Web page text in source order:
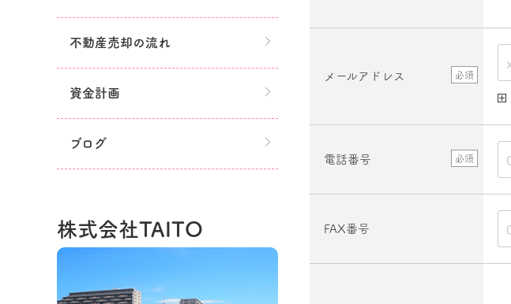
メールアドレス 必須
電話番号 必須
FAX番号
不動産売却の流れ
資金計画
ブログ
株式会社TAITO